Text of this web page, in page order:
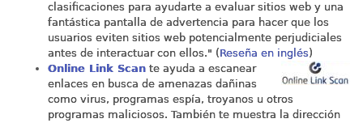
clasificaciones para ayudarte a evaluar sitios web y una
fantástica pantalla de advertencia para hacer que los
usuarios eviten sitios web potencialmente perjudiciales
antes de interactuar con ellos." (Reseña en inglés)
Online Link Scante ayuda a escanear
enlaces en busca de amenazas dañinas
como virus, programas espía, troyanos u otros
programas maliciosos. También te muestra la dirección